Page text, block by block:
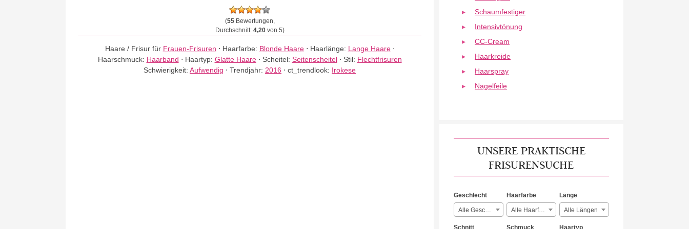
(55Bewertungen,
Durchschnitt: 4,20von 5)
Haare / Frisur für Frauen-Frisuren ⋅ Haarfarbe: Blonde Haare⋅ Haarlänge: Lange Haare⋅
Haarschmuck: Haarband ⋅ Haartyp: Glatte Haare⋅ Scheitel: Seitenscheitel⋅ Stil: Flechtfrisuren
Schwierigkeit:Aufwendig ⋅Trendjahr: 2016 ⋅ct_trendlook: Irokese
Schaumfestiger
Intensivtönung
CC-Cream
Haarkreide
Haarspray
Nagelfeile
UNSERE PRAKTISCHE
FRISURENSUCHE
Geschlecht
Alle Geschlechter
Haarfarbe
Alle Haarfarben
Länge
Alle Längen
Schnitt Schmuck Haartyp